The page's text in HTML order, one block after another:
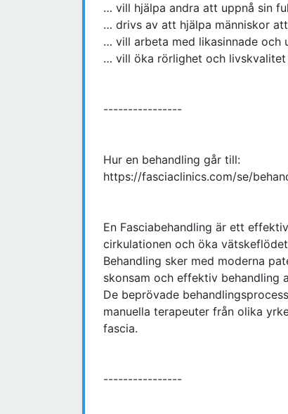
… vill hjälpa andra att uppnå sin
… drivs av att hjälpa människor
… vill arbeta med likasinnade och
… vill öka rörlighet och
----------------
Hur en behandling går till:
https://fasciaclinics.com/se/
En Fasciabehandling är ett
cirkulationen och öka
Behandling sker med moderna
skonsam och effektiv behandling
De beprövade
manuella terapeuter från olika
fascia.
----------------